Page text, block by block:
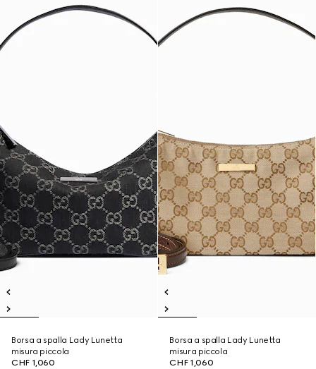
Borsa a spalla Lady Lunetta
misura piccola
CHF 1,060
Borsa a spalla Lady Lunetta
misura piccola
CHF 1,060